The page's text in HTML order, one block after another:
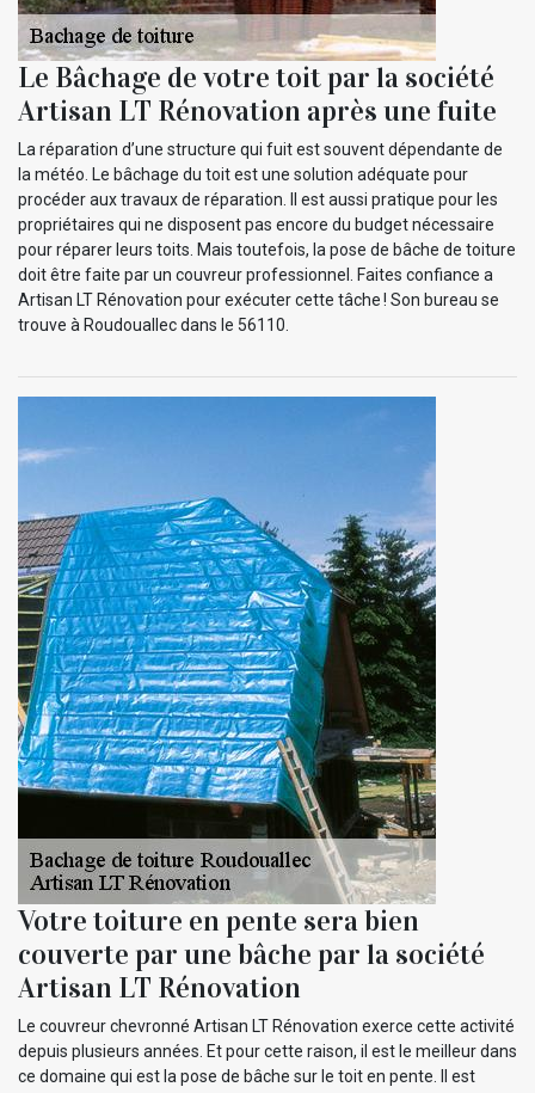
Le Bâchage de votre toit par la société
Artisan LT Rénovation après une fuite
La réparation d’une structure qui fuit est souvent dépendante de
la météo. Le bâchage du toit est une solution adéquate pour
procéder aux travaux de réparation. Il est aussi pratique pour les
propriétaires qui ne disposent pas encore du budget nécessaire
pour réparer leurs toits. Mais toutefois, la pose de bâche de toiture
doit être faite par un couvreur professionnel. Faites confiance a
Artisan LT Rénovation pour exécuter cette tâche ! Son bureau se
trouve à Roudouallec dans le 56110.
Votre toiture en pente sera bien
couverte par une bâche par la société
Artisan LT Rénovation
Le couvreur chevronné Artisan LT Rénovation exerce cette activité
depuis plusieurs années. Et pour cette raison, il est le meilleur dans
ce domaine qui est la pose de bâche sur le toit en pente. Il est